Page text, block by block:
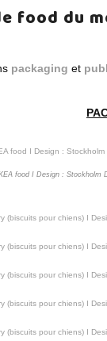
food du
packaging et
food I Design : Stockholm